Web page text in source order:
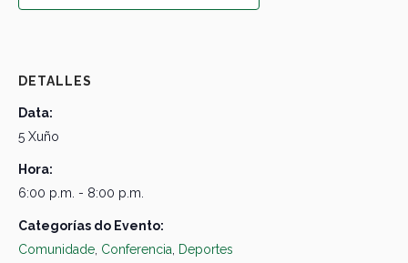
DETALLES
Data:
5 Xuño
Hora:
6:00 p.m. - 8:00 p.m.
Categorías do Evento:
Comunidade Conferencia Deportes